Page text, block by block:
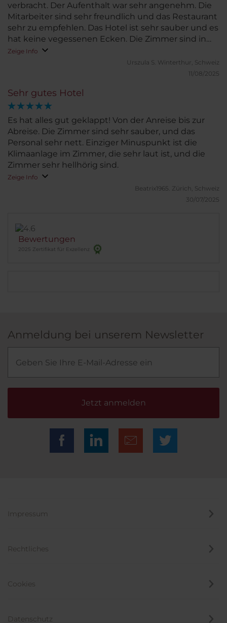
verbracht. Der Aufenthalt war sehr angenehm. Die
Mitarbeiter sind sehr freundlich und das Restaurant
sehr zu empfehlen. Das Hotel ist sehr sauber und es
hat keine vegessenen Ecken. Die Zimmer sind in
sehr hohen Räumen und wirken so sehr grosszügig.
Einen kleinen Abstrich gibts für das Badezimmer:
Die Badewanne hat einen sehr breiten Rand, auf
geegnet zum darübersteigen. Die Regendusche
hat einen eher schwachen Strahl und die
Handbrause und einen viel zu kurzen Schlauch zum
Haare auszuspülen.
Zeige Info
Urszula S. Winterthur, Schweiz
11/08/2025
Sehr gutes Hotel
Es hat alles gut geklappt! Von der Anreise bis zur
Abreise. Die Zimmer sind sehr sauber, und das
Personal sehr nett. Einziger Minuspunkt ist die
Klimaanlage im Zimmer, die sehr laut ist, und die
Zimmer sehr hellhörig sind.
Zeige Info
Beatrix1965. Zürich, Schweiz
30/07/2025
Bewertungen
2025 Zertifikat für Exzellenz
Anmeldung bei unserem Newsletter
Jetzt anmelden
Impressum
Rechtliches
Cookies
Datenschutz